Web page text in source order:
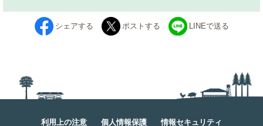
シェアする ポストする LINEで送る
利用上の注意 個人情報保護 情報セキュリティ